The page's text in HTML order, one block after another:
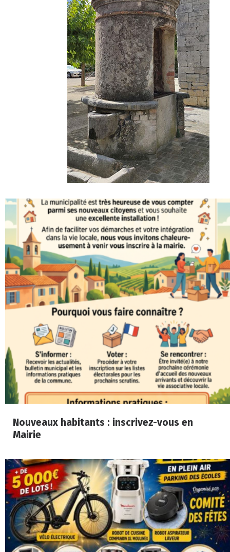
Nouveaux habitants : inscrivez-vous en
Mairie